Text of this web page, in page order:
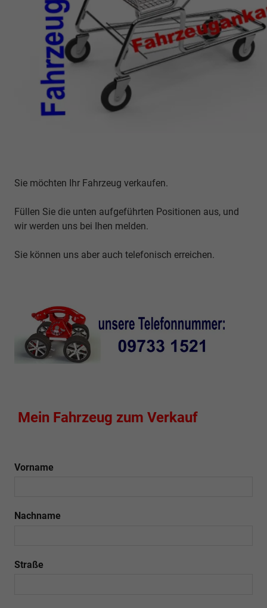
Sie möchten Ihr Fahrzeug verkaufen.
Füllen Sie die unten aufgeführten Positionen aus, und
wir werden uns bei Ihen melden.
Sie können uns aber auch telefonisch erreichen.
Mein Fahrzeug zum Verkauf
Vorname
Nachname
Straße